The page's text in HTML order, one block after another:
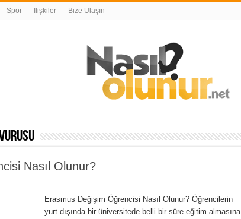
Spor İlişkiler Bize Ulaşın
Nasıl Olunur?
Erasmus Değişim Öğrencisi Nasıl Olunur? Öğrencilerin
yurt dışında bir üniversitede belli bir süre eğitim almasına